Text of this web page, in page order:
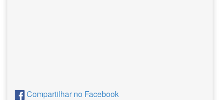
Compartilhar no Facebook